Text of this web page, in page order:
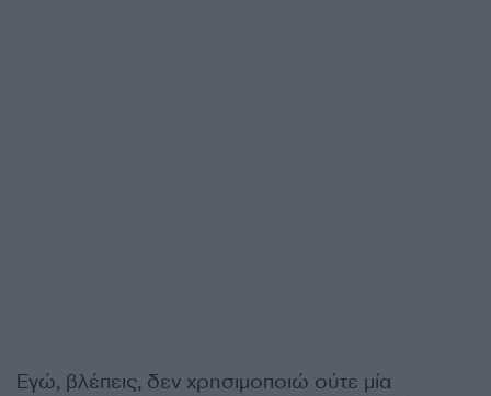
Εγώ, βλέπεις, δεν χρησιµοποιώ ούτε µία